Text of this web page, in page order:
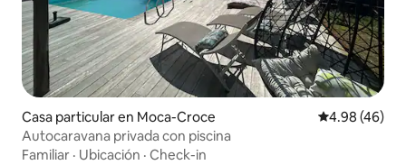
Casa particular en Moca-Croce Calificación
4.98 (46)
Autocaravana privada con piscina
Familiar · Ubicación · Check-in